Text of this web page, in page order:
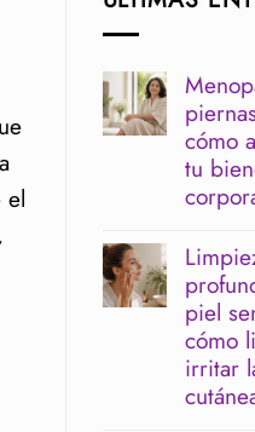
el
cómo
tu
hay
en
Menopausia
y
piernas
pesadas:
cómo
acompañar
piel
cómo
irritar